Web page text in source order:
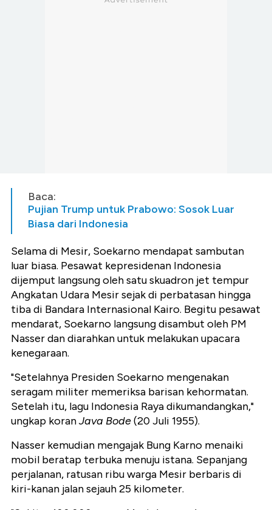
Baca:
Pujian Trump untuk Prabowo: Sosok Luar
Biasa dari Indonesia
Selama di Mesir, Soekarno mendapat sambutan
luar biasa. Pesawat kepresidenan Indonesia
dijemput langsung oleh satu skuadron jet tempur
Angkatan Udara Mesir sejak di perbatasan hingga
tiba di Bandara Internasional Kairo. Begitu pesawat
mendarat, Soekarno langsung disambut oleh PM
Nasser dan diarahkan untuk melakukan upacara
kenegaraan.
"Setelahnya Presiden Soekarno mengenakan
seragam militer memeriksa barisan kehormatan.
Setelah itu, lagu Indonesia Raya dikumandangkan,"
ungkap koranJava Bode(20 Juli 1955).
Nasser kemudian mengajak Bung Karno menaiki
mobil beratap terbuka menuju istana. Sepanjang
perjalanan, ratusan ribu warga Mesir berbaris di
kiri-kanan jalan sejauh 25 kilometer.